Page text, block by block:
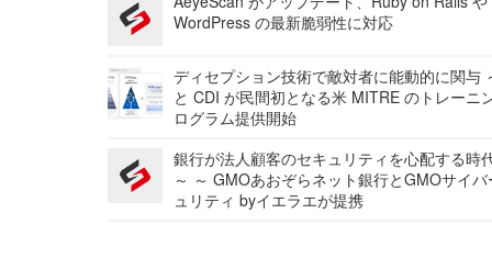
WordPress の最新脆弱性に対応
ディセプション技術で敵対者に能動的に関与
と CDI が民間初となる米 MITRE のトレーニ
ログラム提供開始
銀行が法人顧客のセキュリティを心配する時
～ ～ GMOあおぞらネット銀行とGMOサイ
ュリティ byイエラエが提携